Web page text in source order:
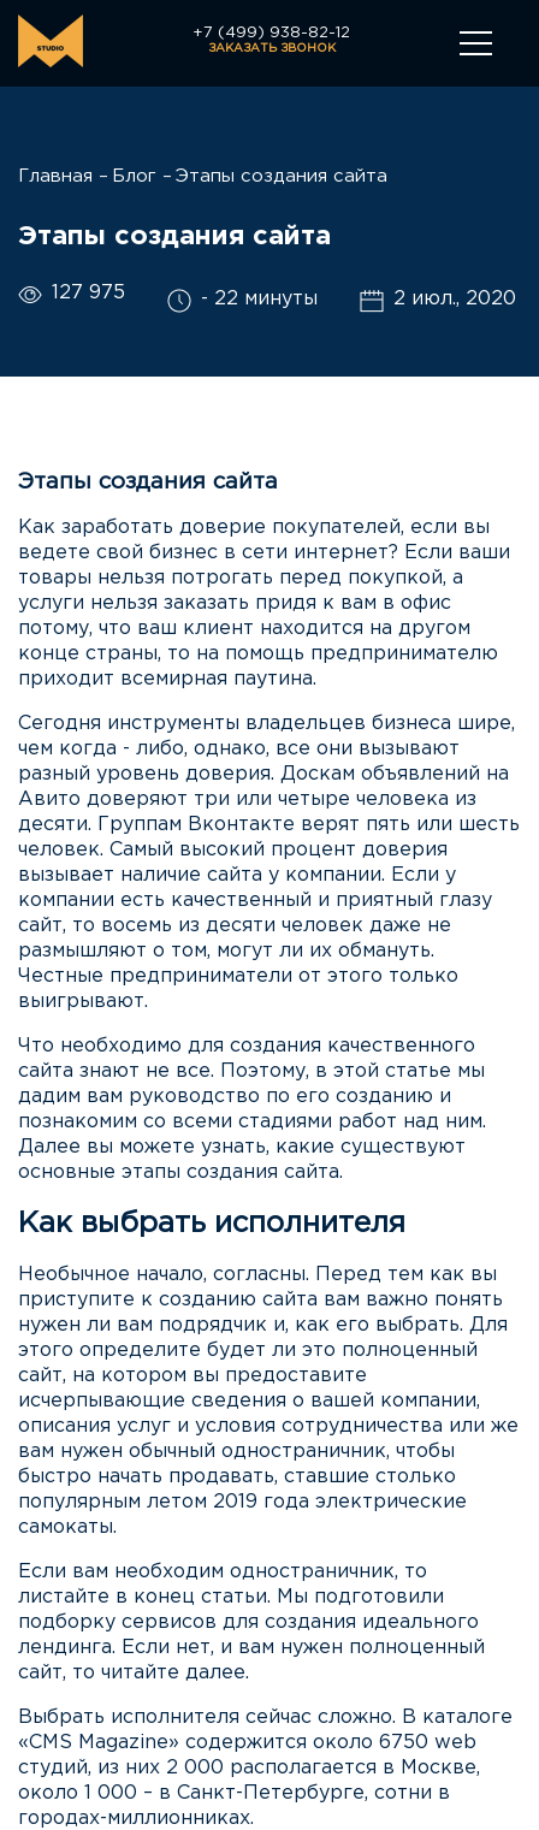
+7 (499) 938-82-12
ЗАКАЗАТЬ ЗВОНОК
Главная Блог Этапы создания сайта
Этапы создания сайта
127 975 - 22 минуты 2 июл., 2020
Этапы создания сайта
Как заработать доверие покупателей, если вы
ведете свой бизнес в сети интернет? Если ваши
товары нельзя потрогать перед покупкой, а
услуги нельзя заказать придя к вам в офис
потому, что ваш клиент находится на другом
конце страны, то на помощь предпринимателю
приходит всемирная паутина.
Сегодня инструменты владельцев бизнеса шире,
чем когда - либо, однако, все они вызывают
разный уровень доверия. Доскам объявлений на
Авито доверяют три или четыре человека из
десяти. Группам Вконтакте верят пять или шесть
человек. Самый высокий процент доверия
вызывает наличие сайта у компании. Если у
компании есть качественный и приятный глазу
сайт, то восемь из десяти человек даже не
размышляют о том, могут ли их обмануть.
Честные предприниматели от этого только
выигрывают.
Что необходимо для создания качественного
сайта знают не все. Поэтому, в этой статье мы
дадим вам руководство по его созданию и
познакомим со всеми стадиями работ над ним.
Далее вы можете узнать, какие существуют
основные этапы создания сайта.
Как выбрать исполнителя
Необычное начало, согласны. Перед тем как вы
приступите к созданию сайта вам важно понять
нужен ли вам подрядчик и, как его выбрать. Для
этого определите будет ли это полноценный
сайт, на котором вы предоставите
исчерпывающие сведения о вашей компании,
описания услуг и условия сотрудничества или же
вам нужен обычный одностраничник, чтобы
быстро начать продавать, ставшие столько
популярным летом 2019 года электрические
самокаты.
Если вам необходим одностраничник, то
листайте в конец статьи. Мы подготовили
подборку сервисов для создания идеального
лендинга. Если нет, и вам нужен полноценный
сайт, то читайте далее.
Выбрать исполнителя сейчас сложно. В каталоге
«CMS Magazine» содержится около 6750 web
студий, из них 2 000 располагается в Москве,
около 1 000 – в Санкт-Петербурге, сотни в
городах-миллионниках.